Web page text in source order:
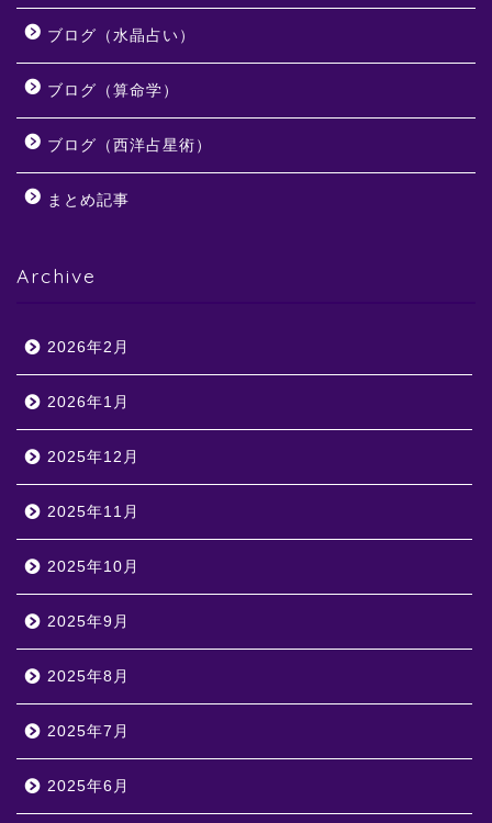
ブログ（水晶占い）
ブログ（算命学）
ブログ（西洋占星術）
まとめ記事
Archive
2026年2月
2026年1月
2025年12月
2025年11月
2025年10月
2025年9月
2025年8月
2025年7月
2025年6月